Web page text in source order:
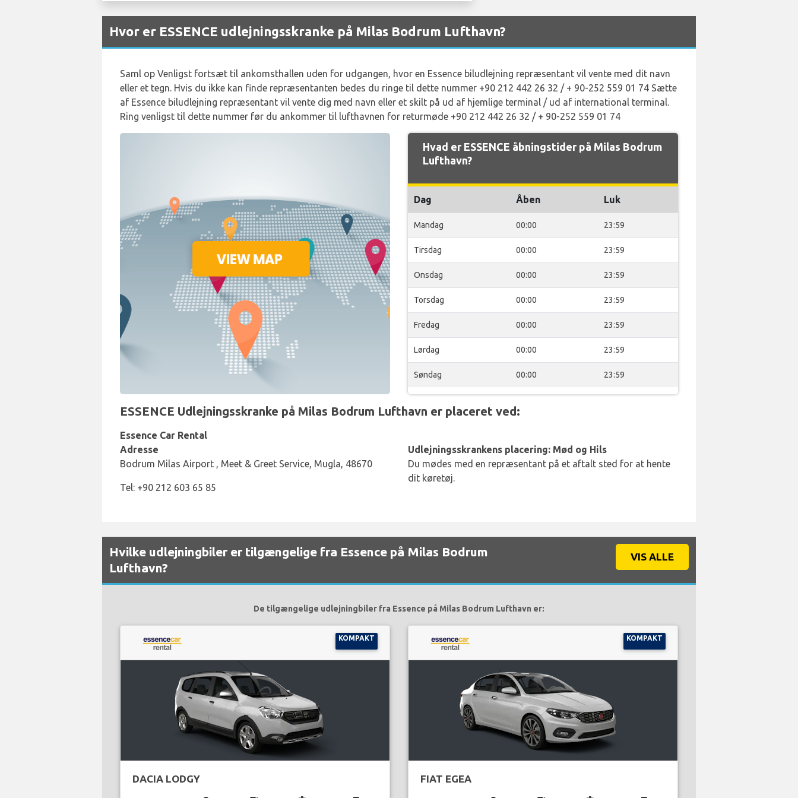
Hvor er ESSENCE udlejningsskranke på Milas Bodrum Lufthavn?
Saml op Venligst fortsæt til ankomsthallen uden for udgangen, hvor en Essence biludlejning repræsentant vil vente med dit navn
eller et tegn. Hvis du ikke kan finde repræsentanten bedes du ringe til dette nummer +90 212 442 26 32 / + 90-252 559 01 74 Sætte
af Essence biludlejning repræsentant vil vente dig med navn eller et skilt på ud af hjemlige terminal / ud af international terminal.
Ring venligst til dette nummer før du ankommer til lufthavnen for returmøde +90 212 442 26 32 / + 90-252 559 01 74
Hvad er ESSENCE åbningstider på Milas Bodrum
Lufthavn?
Dag Åben Luk
Mandag 00:00 23:59
Tirsdag 00:00 23:59
Onsdag 00:00 23:59
Torsdag 00:00 23:59
Fredag 00:00 23:59
Lørdag 00:00 23:59
Søndag 00:00 23:59
ESSENCE Udlejningsskranke på Milas Bodrum Lufthavn er placeret ved:
Essence Car Rental
Adresse
Bodrum Milas Airport , Meet & Greet Service, Mugla, 48670
Tel: +90 212 603 65 85
Udlejningsskrankens placering: Mød og Hils
Du mødes med en repræsentant på et aftalt sted for at hente
dit køretøj.
Hvilke udlejningbiler er tilgængelige fra Essence på Milas Bodrum
Lufthavn?
VIS ALLE
De tilgængelige udlejningbiler fra Essence på Milas Bodrum Lufthavn er:
KOMPAKT
DACIA LODGY
KOMPAKT
FIAT EGEA